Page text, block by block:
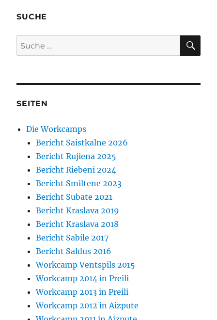
SUCHE
Suche
nach:
SEITEN
Die Workcamps
Bericht Saistkalne 2026
Bericht Rujiena 2025
Bericht Riebeni 2024
Bericht Smiltene 2023
Bericht Subate 2021
Bericht Kraslava 2019
Bericht Kraslava 2018
Bericht Sabile 2017
Bericht Saldus 2016
Workcamp Ventspils 2015
Workcamp 2014 in Preili
Workcamp 2013 in Preili
Workcamp 2012 in Aizpute